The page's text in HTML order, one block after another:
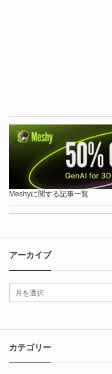
Meshyに関する記事一覧
アーカイブ
カテゴリー